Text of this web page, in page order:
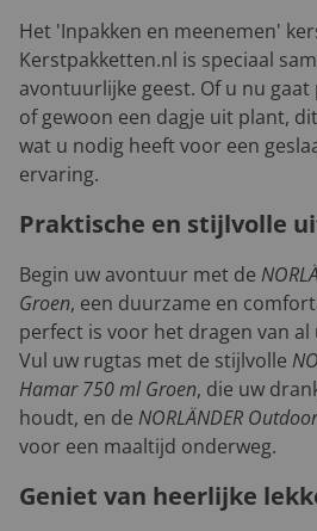
Het 'Inpakken en meenemen'
Kerstpakketten.nl is speciaal
avontuurlijke geest. Of u nu
of gewoon een dagje uit plant,
wat u nodig heeft voor een
ervaring.
Praktische en stijlvolle
Begin uw avontuur met de
Groen, een duurzame en
perfect is voor het dragen van
Vul uw rugtas met de stijlvolle
Hamar 750 ml Groen, die uw
houdt, en de NORLÄNDER
voor een maaltijd onderweg.
Geniet van heerlijke